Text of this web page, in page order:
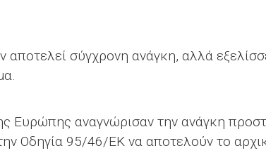
σύγχρονη ανάγκη, αλλά
αναγνώρισαν την ανάγκη
Οδηγία 95/46/ΕΚ να αποτελούν το